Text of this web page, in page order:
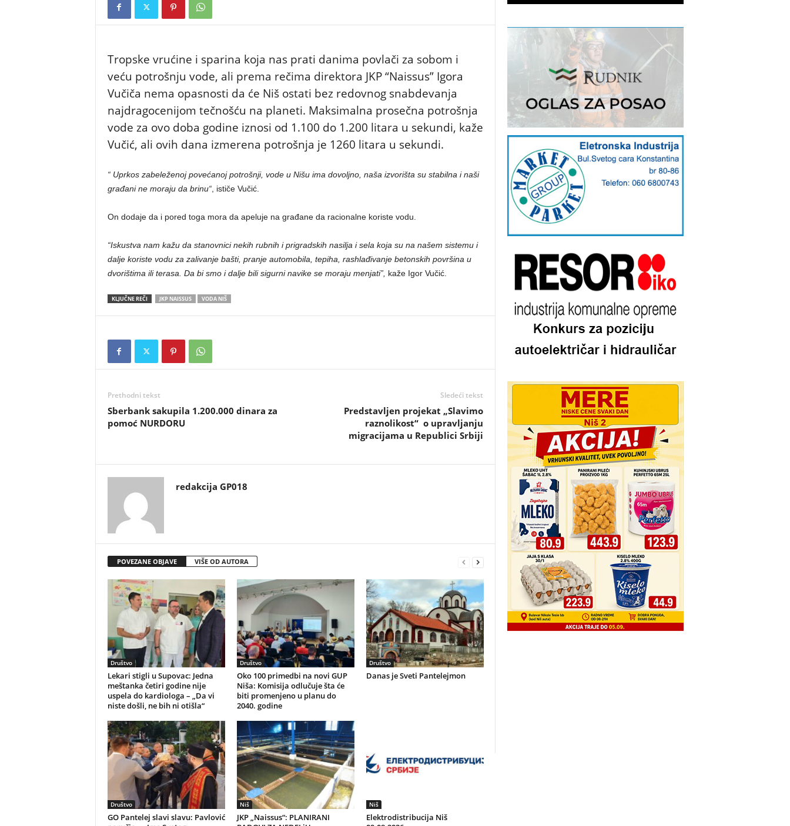
Tropske vrućine i sparina koja nas prati danima povlači za sobom i
veću potrošnju vode, ali prema rečima direktora JKP “Naissus” Igora
Vučiča nema opasnosti da će Niš ostati bez redovnog snabdevanja
najdragocenijom tečnošću na planeti. Maksimalna prosečna potrošnja
vode za ovo doba godine iznosi od 1.100 do 1.200 litara u sekundi, kaže
Vučić, ali ovih dana izmerena potrošnja je 1260 litara u sekundi.
“ Uprkos zabeleženoj povećanoj potrošnji, vode u Nišu ima dovoljno, naša izvorišta su stabilna i naši
građani ne moraju da brinu“, ističe Vučić.
On dodaje da i pored toga mora da apeluje na građane da racionalne koriste vodu.
“Iskustva nam kažu da stanovnici nekih rubnih i prigradskih nasilja i sela koja su na našem sistemu i
dalje koriste vodu za zalivanje bašti, pranje automobila, tepiha, rashlađivanje betonskih površina u
dvorištima ili terasa. Da bi smo i dalje bili sigurni navike se moraju menjati”, kaže Igor Vučić.
KLJUČNE REČI JKP NAISSUS VODA NIŠ
Prethodni tekst
Sberbank sakupila 1.200.000 dinara za
pomoć NURDORU
Sledeći tekst
Predstavljen projekat „Slavimo
raznolikost“ o upravljanju
migracijama u Republici Srbiji
redakcija GP018
POVEZANE OBJAVE VIŠE OD AUTORA
Društvo
Lekari stigli u Supovac: Jedna
meštanka četiri godine nije
uspela do kardiologa – „Da vi
niste došli, ne bih ni otišla“
Društvo
Oko 100 primedbi na novi GUP
Niša: Komisija odlučuje šta će
biti promenjeno u planu do
2040. godine
Društvo
Danas je Sveti Pantelejmon
Društvo
GO Pantelej slavi slavu: Pavlović
Niš
JKP „Naissus“: PLANIRANI
Niš
Elektrodistribucija Niš